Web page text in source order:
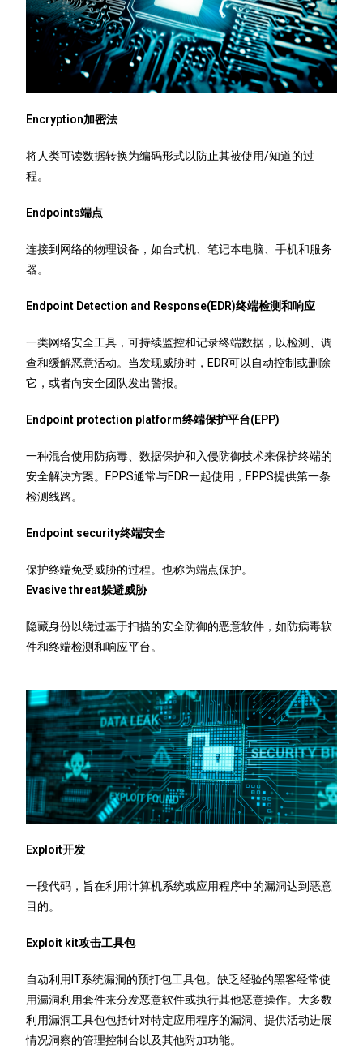
Encryption加密法
将人类可读数据转换为编码形式以防止其被使用/知道的过
程。
Endpoints端点
连接到网络的物理设备，如台式机、笔记本电脑、手机和服务
器。
Endpoint Detection and Response(EDR)终端检测和响应
一类网络安全工具，可持续监控和记录终端数据，以检测、调
查和缓解恶意活动。当发现威胁时，EDR可以自动控制或删除
它，或者向安全团队发出警报。
Endpoint protection platform终端保护平台(EPP)
一种混合使用防病毒、数据保护和入侵防御技术来保护终端的
安全解决方案。EPPS通常与EDR一起使用，EPPS提供第一条
检测线路。
Endpoint security终端安全
保护终端免受威胁的过程。也称为端点保护。
Evasive threat躲避威胁
隐藏身份以绕过基于扫描的安全防御的恶意软件，如防病毒软
件和终端检测和响应平台。
Exploit开发
一段代码，旨在利用计算机系统或应用程序中的漏洞达到恶意
目的。
Exploit kit攻击工具包
自动利用IT系统漏洞的预打包工具包。缺乏经验的黑客经常使
用漏洞利用套件来分发恶意软件或执行其他恶意操作。大多数
利用漏洞工具包包括针对特定应用程序的漏洞、提供活动进展
情况洞察的管理控制台以及其他附加功能。